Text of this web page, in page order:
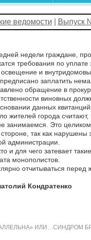
ведомости Выпуск
недели граждане,
требования по
и
заплатить
обращение в
виновных
данных
жителей города
занимаемся. Это
так как
администрации.
и для чего затевает
монополистов.
отчитываться
Кондратенко
ИЛИ…СИНДРОМ